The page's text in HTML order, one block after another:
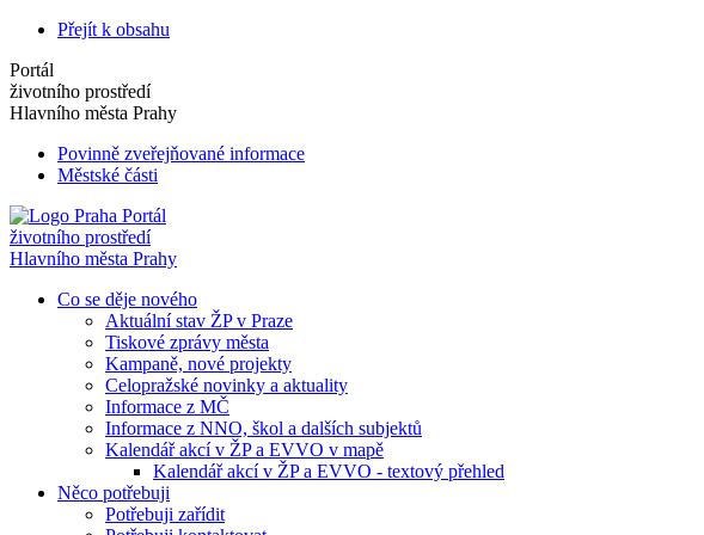
Přejít k obsahu
Portál
životního prostředí
Hlavního města Prahy
Povinně zveřejňované informace
Městské části
Portál
životního prostředí
Hlavního města Prahy
Co se děje nového
Aktuální stav ŽP v Praze
Tiskové zprávy města
Kampaně, nové projekty
Celopražské novinky a aktuality
Informace z MČ
Informace z NNO, škol a dalších subjektů
Kalendář akcí v ŽP a EVVO v mapě
Kalendář akcí v ŽP a EVVO - textový přehled
Něco potřebuji
Potřebuji zařídit